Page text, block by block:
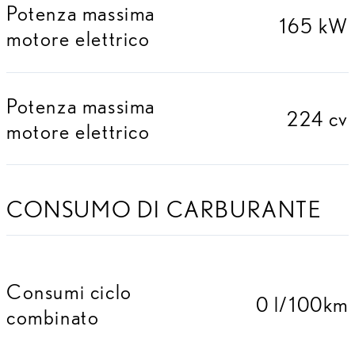
Potenza massima
motore elettrico
165 kW
Potenza massima
motore elettrico
224 cv
CONSUMO DI CARBURANTE
Consumi ciclo
combinato
0 l/100km